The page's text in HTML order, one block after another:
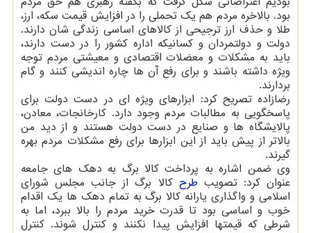
بود. بالاخره مردم هم یک تحملی را در افزایش قیمت سکه، ارز،
طلا و حذف ارز ترجیحی از کالاهای اساسی زندگی شان دارند.
دولت و دولتمردان و کسانیکه اداره کشور را در دست دارند،
باید به مشکلات و معضلات اقتصادی و معیشتی مردم توجه
ویژه داشته باشند و برای رفع آن ها چاره اندیشی کنند و گام
بردارند.
رضازاده تصریح کرد: ابزارهای ویژه ای در دست دولت برای
پاسخگویی به مطالبات مردم وجود دارد. کارخانجات، معادن،
پالایشگاه ها و صنایع در دست دولت هستند و از دید من
بالاتر از پیش باید از این ابزارها برای رفع مشکلات مردم بهره
گیرند.
وی ضمن اشاره به پرداخت کالا برگ به دهک های جامعه
عنوان کرد: تصویب طرح کالا برگ از جانب مجلس شورای
اسلامی و واگذاری یارانه کالا برگ به تمام دهک ها یک اقدام
خوب و اساسی بود تا قدرت خرید مردم را بالا ببرد، اما به
شرطی که قیمتها افزایش پیدا نکنند و کنترل شوند. کنترل